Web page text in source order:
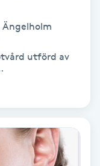
Ängelholm